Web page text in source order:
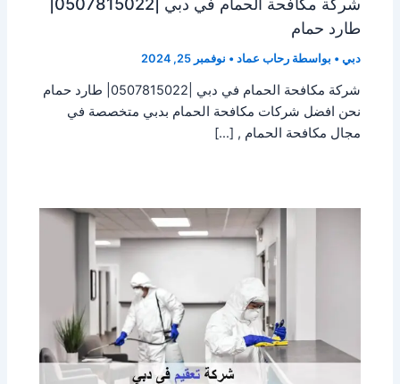
طارد حمام
دبي • بواسطة رحاب عماد• نوفمبر 25, 2024
شركة مكافحة الحمام في دبي |0507815022| طارد حمام
نحن افضل شركات مكافحة الحمام بدبي متخصصة في
مجال مكافحة الحمام , […]